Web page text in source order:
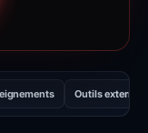
Outils externes